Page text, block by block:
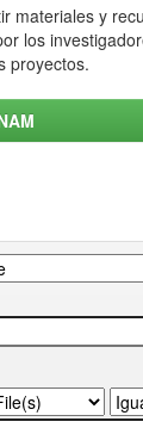
materiales y
los
proyectos.